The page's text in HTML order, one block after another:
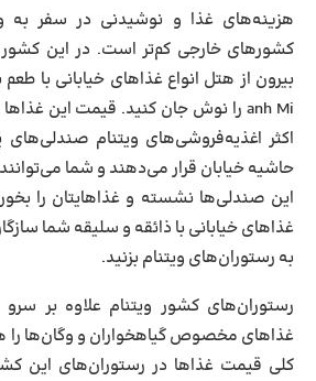
هزینه‌های غذا و نوشیدنی در سفر به
کشورهای خارجی کم‌تر است. در این کشور
اکثر اغذیه‌فروشی‌های ویتنام صندلی‌های
حاشیه خیابان قرار می‌دهند و شما
این صندلی‌ها نشسته و غذاهایتان را
غذاهای خیابانی با ذائقه و سلیقه شما
به رستوران‌های ویتنام بزنید.
رستوران‌های کشور ویتنام علاوه بر
غذاهای مخصوص گیاهخواران و وگان‌ها را